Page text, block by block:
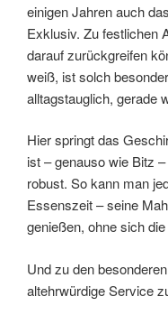
einigen Jahren auch
Exklusiv. Zu festlichen
darauf zurückgreifen
weiß, ist solch
alltagstauglich, gerade
Hier springt das
ist – genauso wie Bitz
robust. So kann man
Essenszeit – seine
genießen, ohne sich
Und zu den
altehrwürdige Service